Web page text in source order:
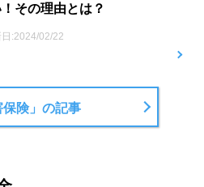
その理由とは？
日:2024/02/22
保険」の記事